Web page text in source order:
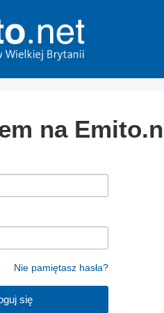
na
Nie pamiętasz hasła?
się